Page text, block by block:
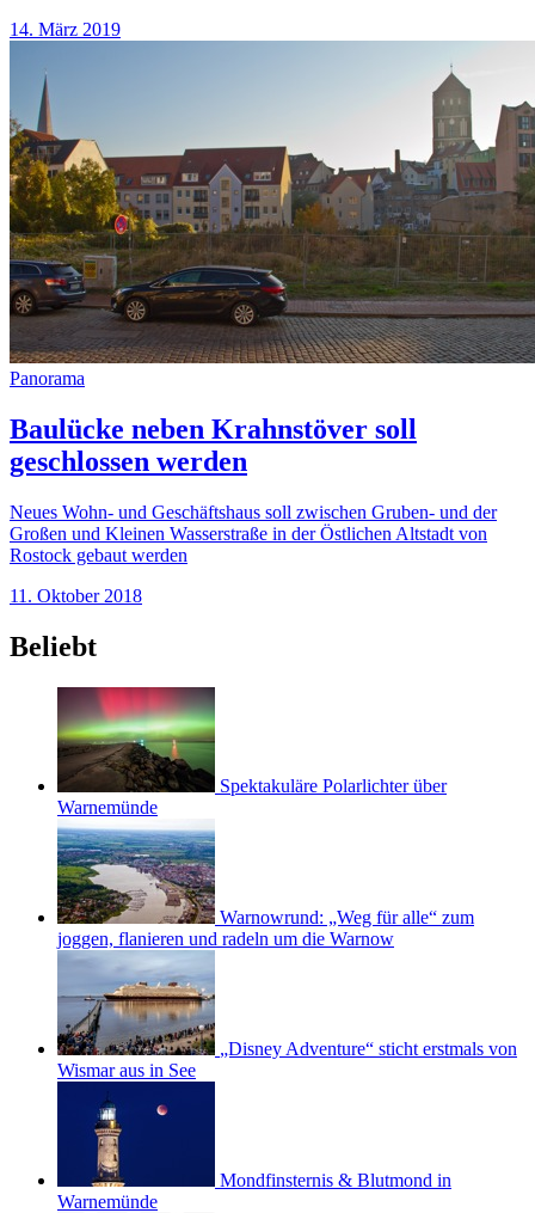
14. März 2019
Panorama
Baulücke neben Krahnstöver soll
geschlossen werden
Neues Wohn- und Geschäftshaus soll zwischen Gruben- und der
Großen und Kleinen Wasserstraße in der Östlichen Altstadt von
Rostock gebaut werden
11. Oktober 2018
Beliebt
Spektakuläre Polarlichter über
Warnemünde
Warnowrund: „Weg für alle“ zum
joggen, flanieren und radeln um die Warnow
„Disney Adventure“ sticht erstmals von
Wismar aus in See
Mondfinsternis & Blutmond in
Warnemünde